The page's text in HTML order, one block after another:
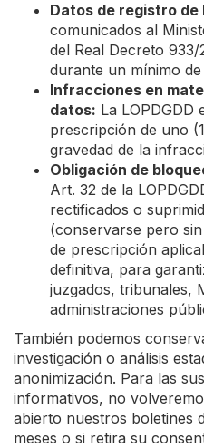
Datos de registro de
comunicados al
del Real Decreto
durante un mínimo
Infracciones en
datos: La LOPDGDD
prescripción de uno
gravedad de la
Obligación de
Art. 32 de la
rectificados o
(conservarse pero
de prescripción
definitiva, para
juzgados, tribunales,
administraciones
También podemos
investigación o análisis
anonimización. Para las
informativos, no
abierto nuestros boletines
meses o si retira su